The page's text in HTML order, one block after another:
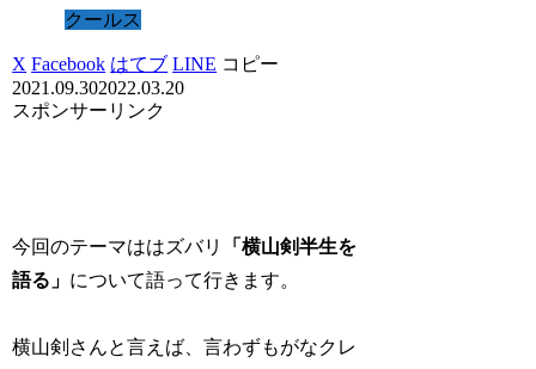
クールス
X Facebook はてブ LINE コピー
2021.09.302022.03.20
スポンサーリンク
今回のテーマははズバリ
「横山剣半生を
語る」 について語って行きます。
横山剣さんと言えば、言わずもがなクレ